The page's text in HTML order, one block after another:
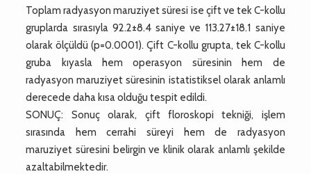
Toplam radyasyon maruziyet süresi ise çift ve tek C-kollu
gruplarda sırasıyla 92.2±8.4 saniye ve 113.27±18.1 saniye
olarak ölçüldü (p=0.0001). Çift C-kollu grupta, tek C-kollu
gruba kıyasla hem operasyon süresinin hem de
radyasyon maruziyet süresinin istatistiksel olarak anlamlı
derecede daha kısa olduğu tespit edildi.
SONUÇ: Sonuç olarak, çift floroskopi tekniği, işlem
sırasında hem cerrahi süreyi hem de radyasyon
maruziyet süresini belirgin ve klinik olarak anlamlı şekilde
azaltabilmektedir.